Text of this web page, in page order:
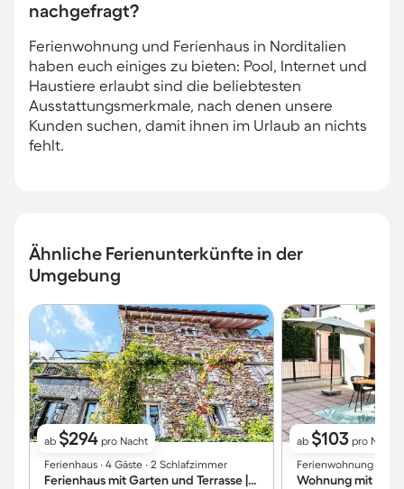
nachgefragt?
Ferienwohnung und Ferienhaus in Norditalien
haben euch einiges zu bieten: Pool, Internet und
Haustiere erlaubt sind die beliebtesten
Ausstattungsmerkmale, nach denen unsere
Kunden suchen, damit ihnen im Urlaub an nichts
fehlt.
Ähnliche Ferienunterkünfte in der
Umgebung
ab $294 pro Nacht
Ferienhaus ∙ 4 Gäste ∙ 2 Schlafzimmer
Ferienhaus mit Garten und Terrasse | Seeblick
ab $103 pro Nacht
Ferienwohnung ∙ 2
Wohnung mit